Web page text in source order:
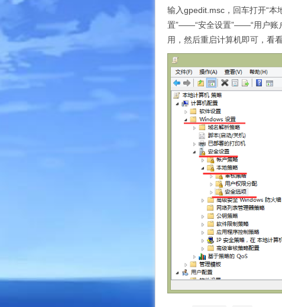
输入gpedit.msc，回车打开“
置”——“安全设置”——“用户账
用，然后重启计算机即可，看